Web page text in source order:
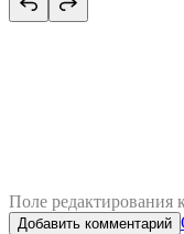
Поле редактирования
Добавить комментарий